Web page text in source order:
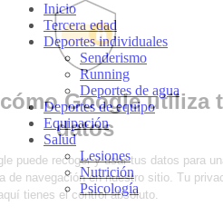
Inicio
Tercera edad
Deportes individuales
Senderismo
Running
Deportes de agua
Deportes de equipo
Equipación
Salud
Lesiones
Nutrición
Psicología